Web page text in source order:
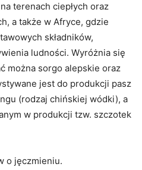
terenach ciepłych oraz
a także w Afryce, gdzie
składników,
ludności. Wyróżnia się
można sorgo alepskie oraz
jest do produkcji pasz
(rodzaj chińskiej wódki), a
w produkcji tzw. szczotek
o jęczmieniu.